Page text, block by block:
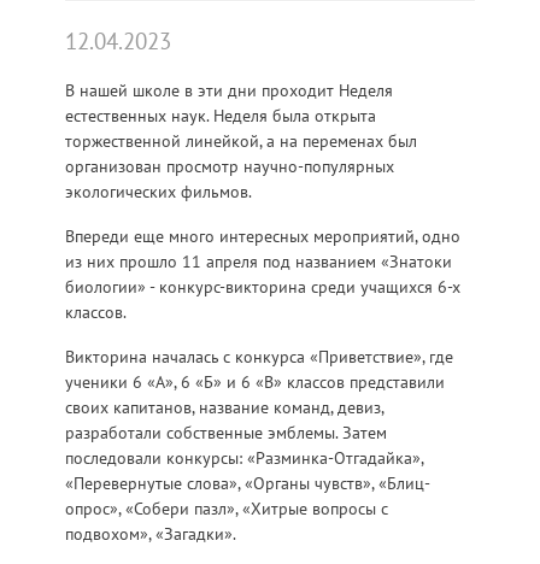
12.04.2023
В нашей школе в эти дни проходит Неделя
естественных наук. Неделя была открыта
торжественной линейкой, а на переменах был
организован просмотр научно-популярных
экологических фильмов.
Впереди еще много интересных мероприятий, одно
из них прошло 11 апреля под названием «Знатоки
биологии» - конкурс-викторина среди учащихся 6-х
классов.
Викторина началась с конкурса «Приветствие», где
ученики 6 «А», 6 «Б» и 6 «В» классов представили
своих капитанов, название команд, девиз,
разработали собственные эмблемы. Затем
последовали конкурсы: «Разминка-Отгадайка»,
«Перевернутые слова», «Органы чувств», «Блиц-
опрос», «Собери пазл», «Хитрые вопросы с
подвохом», «Загадки».